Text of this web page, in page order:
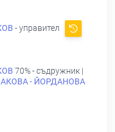
- управител
70% - съдружник |
- ЙОРДАНОВА